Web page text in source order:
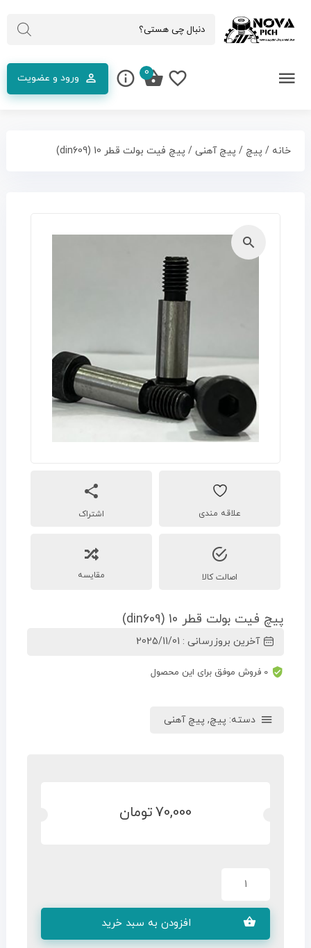
ورود و عضویت 0
خانه / پیچ / پیچ آهنی/ پیچ فیت بولت قطر 10 (din609)
اشتراک
اصالت کالا مقایسه
پیچ فیت بولت قطر 10 (din609)
آخرین بروزرسانی : 2025/11/01
0 فروش موفق برای این محصول
دسته: پیچ, پیچ آهنی
70,000تومان
افزودن به سبد خرید